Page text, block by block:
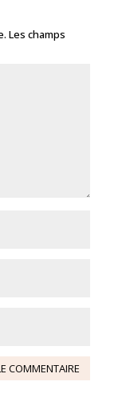
Les champs